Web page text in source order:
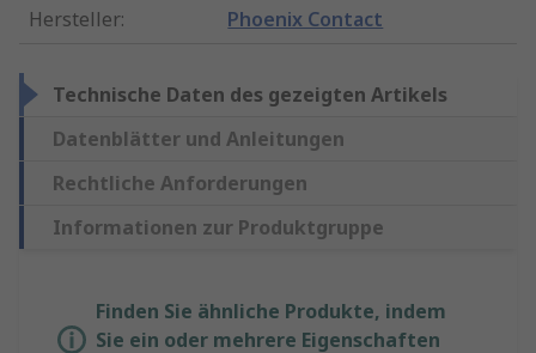
Hersteller: Phoenix Contact
Technische Daten des gezeigten Artikels
Datenblätter und Anleitungen
Rechtliche Anforderungen
Informationen zur Produktgruppe
Finden Sie ähnliche Produkte, indem
Sie ein oder mehrere Eigenschaften